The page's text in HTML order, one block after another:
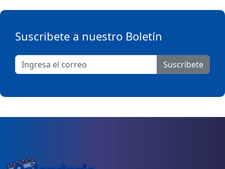
Suscribete a nuestro Boletín
Suscribete